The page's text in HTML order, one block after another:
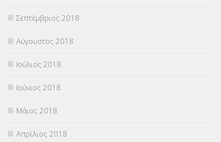
Σεπτέμβριος 2018
Αύγουστος 2018
Ιούλιος 2018
Ιούνιος 2018
Μάιος 2018
Απρίλιος 2018